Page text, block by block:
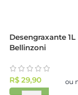
Desengraxante
Bellinzoni
R$29,90 ou